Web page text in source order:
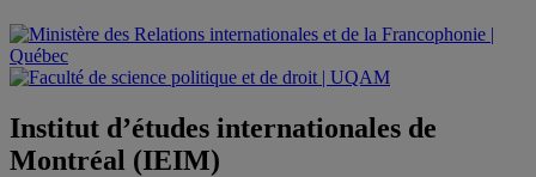
Institut d’études internationales de
Montréal (IEIM)